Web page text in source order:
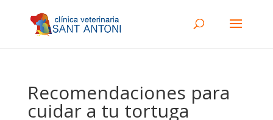
Recomendaciones para
cuidar a tu tortuga